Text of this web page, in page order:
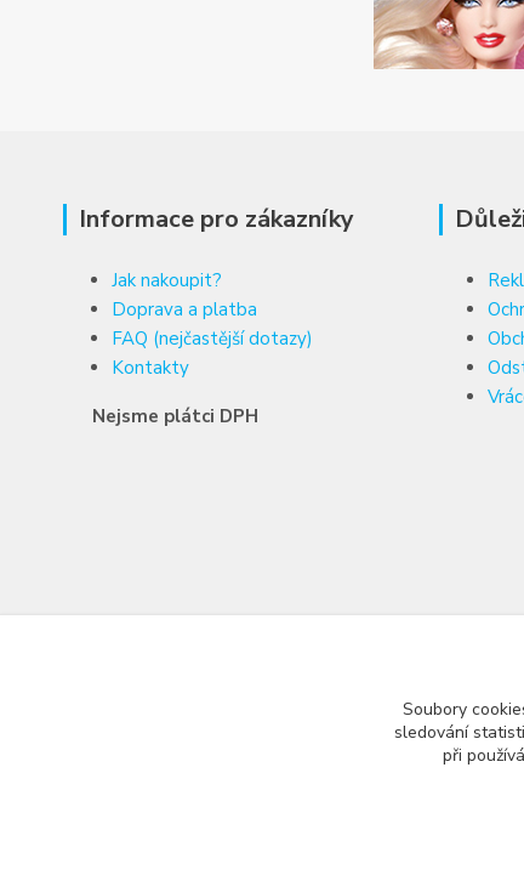
Informace pro zákazníky
Jak nakoupit?
Doprava a platba
FAQ (nejčastější dotazy)
Kontakty
Nejsme plátci DPH
Soubory
sledování
při